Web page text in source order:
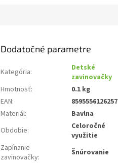
Dodatočné parametre
Kategória:
Detské
zavinovačky
Hmotnosť:
0.1 kg
EAN:
8595556126257
Materiál:
Bavlna
Obdobie:
Celoročné
využitie
Zapínanie
zavinovačky:
Šnúrovanie